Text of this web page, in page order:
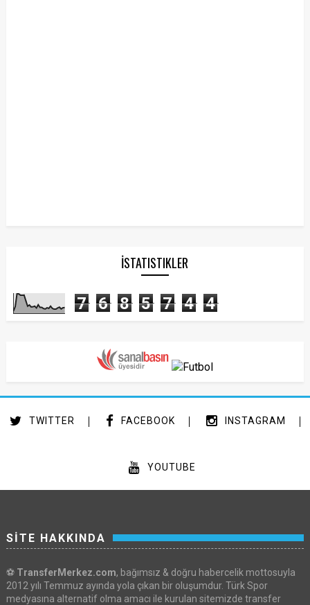
İSTATISTIKLER
7 6 8 5 7 4 4
TWITTER FACEBOOK INSTAGRAM
YOUTUBE
SİTE HAKKINDA
⚽ TransferMerkez.com, bağımsız & doğru habercelik mottosuyla
2012 yılı Temmuz ayında yola çıkan bir oluşumdur. Türk Spor
medyasına alternatif olma amacı ile kurulan sitemizde transfer